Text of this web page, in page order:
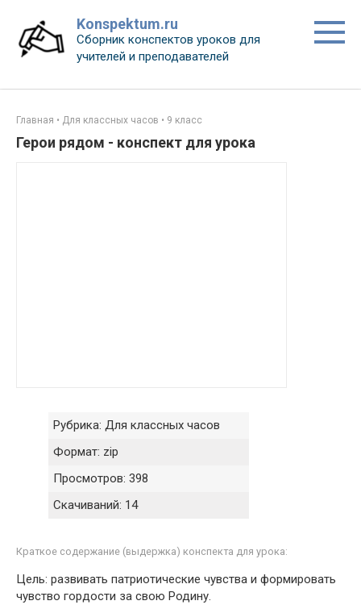
контенту
Konspektum.ru
Сборник конспектов уроков для
учителей и преподавателей
Главная • Для классных часов • 9 класс
Герои рядом - конспект для урока
Рубрика: Для классных часов
Формат: zip
Просмотров: 398
Скачиваний: 14
Краткое содержание (выдержка) конспекта для урока:
Цель: развивать патриотические чувства и формировать
чувство гордости за свою Родину.